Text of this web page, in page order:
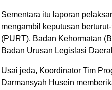
Sementara itu laporan
mengambil keputusan
(PURT), Badan Kehormatan
Badan Urusan Legislasi
Usai jeda, Koordinator Tim
Darmansyah Husein